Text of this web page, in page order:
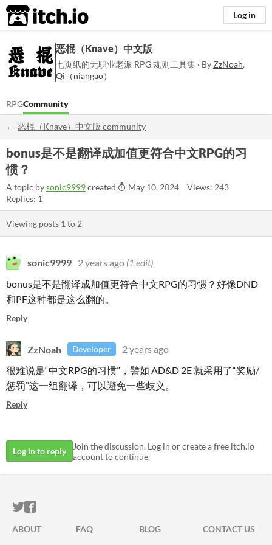
itch.io Log in
恶棍（Knave）中文版
七页纸的无职业老派 RPG 规则工具集 · By ZzNoah,
Qi（niangao）
RPGCommunity
恶棍（Knave）中文版 community
bonus是不是翻译成加值更符合中文RPG的习
惯？
A topic bysonic9999created May 10, 2024
Views: 243
Replies: 1
Viewing posts 1 to 2
sonic9999 2 years ago (1 edit)
bonus是不是翻译成加值更符合中文RPG的习惯？好像DND
和PF这种都是这么翻的。
Reply
ZzNoah Developer
2 years ago
很难说是“中文RPG的习惯”，譬如 AD&D 2E 就采用了“奖励/
惩罚”这一组翻译，可以避免一些歧义。
Reply
Log in to reply
Join the discussion. Log in or create a free itch.io
account to continue.
ITCH.IO ON TWITTER
ITCH.IO ON FACEBOOK
ABOUT FAQ BLOG
CONTACT US